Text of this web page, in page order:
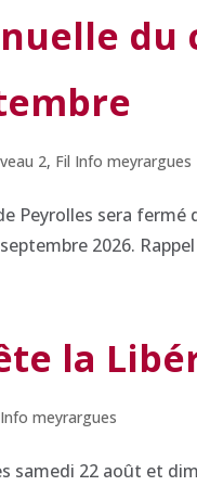
du
2, Fil Info meyrargues
Peyrolles sera
2026.
la
meyrargues
samedi 22 août et